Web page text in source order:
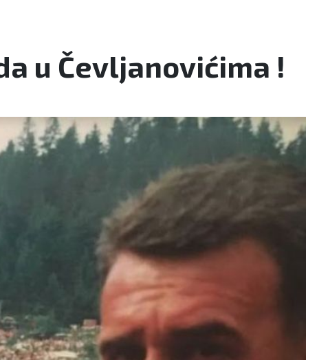
u Čevljanovićima !